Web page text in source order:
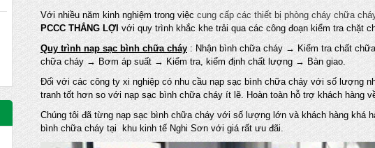
Với nhiều năm kinh nghiệm trong việc cung cấp các thiết bị phòng cháy chữa
PCCC THẮNG LỢI với quy trình khắc khe trải qua các công đoạn kiểm tra chặt
Quy trình nạp sạc bình chữa cháy : Nhận bình chữa cháy → Kiểm tra chất
chữa cháy → Bơm áp suất → Kiểm tra, kiểm định chất lượng → Bàn giao.
Đối với các công ty xi nghiệp có nhu cầu nạp sạc bình chữa cháy với số lượng
tranh tốt hơn so với nạp sạc bình chữa cháy ít lẽ. Hoàn toàn hỗ trợ khách hàng
Chúng tôi đã từng nạp sạc bình chữa cháy với số lượng lớn và khách hàng khá
bình chữa cháy tại khu kinh tế Nghi Sơn với giá rất ưu đãi.